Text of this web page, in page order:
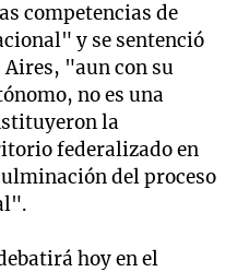
competencias de
y se sentenció
Aires, "aun con su
no es una
la
federalizado en
del proceso
hoy en el